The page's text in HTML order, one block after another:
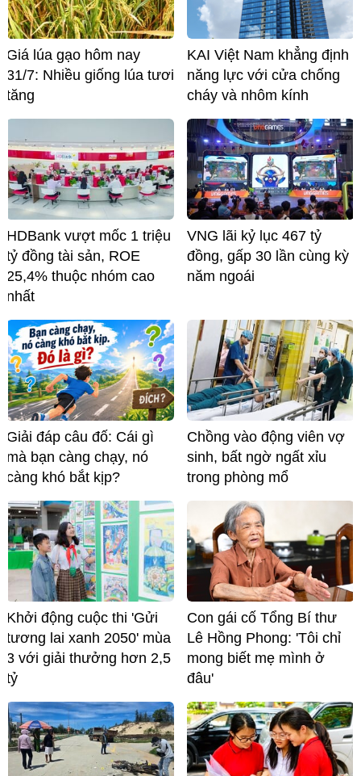
Giá lúa gạo hôm nay
31/7: Nhiều giống lúa tươi
tăng
KAI Việt Nam khẳng định
năng lực với cửa chống
cháy và nhôm kính
HDBank vượt mốc 1 triệu
tỷ đồng tài sản, ROE
25,4% thuộc nhóm cao
nhất
VNG lãi kỷ lục 467 tỷ
đồng, gấp 30 lần cùng kỳ
năm ngoái
Giải đáp câu đố: Cái gì
mà bạn càng chạy, nó
càng khó bắt kịp?
Chồng vào động viên vợ
sinh, bất ngờ ngất xỉu
trong phòng mổ
Khởi động cuộc thi 'Gửi
tương lai xanh 2050' mùa
3 với giải thưởng hơn 2,5
tỷ
Con gái cố Tổng Bí thư
Lê Hồng Phong: 'Tôi chỉ
mong biết mẹ mình ở
đâu'